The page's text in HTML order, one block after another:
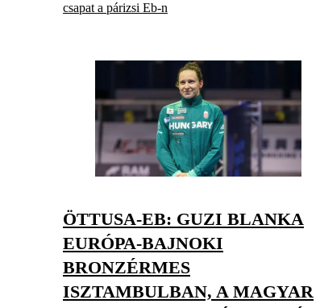
csapat a párizsi Eb-n
ÖTTUSA-EB: GUZI BLANKA
EURÓPA-BAJNOKI
BRONZÉRMES
ISZTAMBULBAN, A MAGYAR